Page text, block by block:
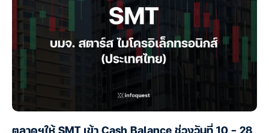
ตลาดฯให้ SMT เข้า Cash Balance ช่วงวันที่ 10 – 28